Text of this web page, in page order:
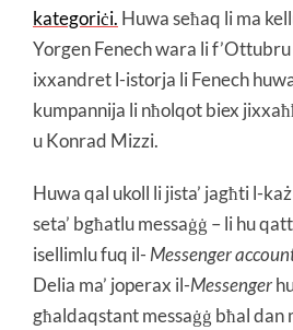
kategoriċi. Huwa seħaq li ma
Yorgen Fenech wara li
ixxandret l-istorja li Fenech
kumpannija li nħolqot biex
u Konrad Mizzi.
Huwa qal ukoll li jista’ jagħti l-
seta’ bgħatlu messaġġ – li hu
isellimlu fuq il- Messenger
Delia ma’ joperax il-Messenger
għaldaqstant messaġġ bħal dan